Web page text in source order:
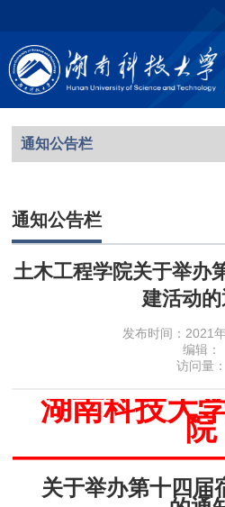
通知公告栏
通知公告栏
土木工程学院关于举办
建活动
发布时间：2021
编辑：
访问量：
湖南科技大
院
关于举办第十四届